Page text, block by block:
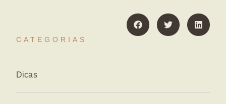
CATEGORIAS
Dicas